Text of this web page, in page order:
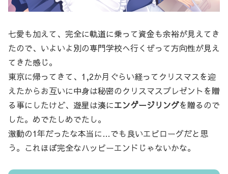
七愛も加えて、完全に軌道に乗って資金も余裕が見えてき
たので、いよいよ別の専門学校へ行くぜって方向性が見え
てきた感じ。
東京に帰ってきて、1,2か月ぐらい経ってクリスマスを迎
えたからお互いに中身は秘密のクリスマスプレゼントを贈
る事にしたけど、遊星は湊にエンゲージリングを贈るので
した。めでたしめでたし。
激動の1年だったな本当に…でも良いエピローグだと思
う。これほぼ完全なハッピーエンドじゃないかな。